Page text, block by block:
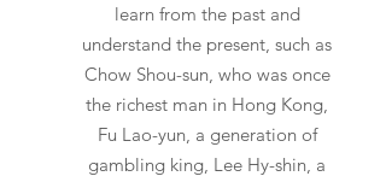
learn from the past and
understand the present, such as
Chow Shou-sun, who was once
the richest man in Hong Kong,
Fu Lao-yun, a generation of
gambling king, Lee Hy-shin, a